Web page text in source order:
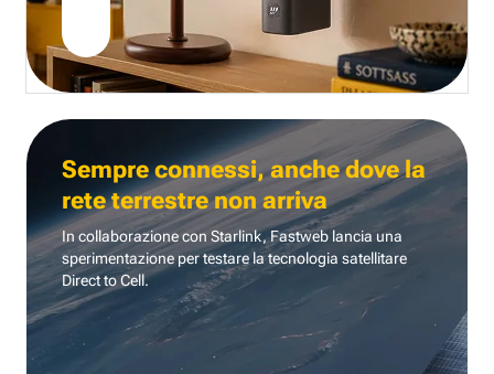
Sempre connessi, anche dove la
rete terrestre non arriva
In collaborazione con Starlink, Fastweb lancia una
sperimentazione per testare la tecnologia satellitare
Direct to Cell.